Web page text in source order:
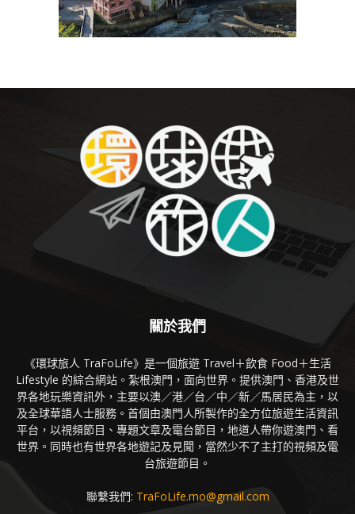
關於我們
《環球旅人 TraFoLife》是一個旅遊 Travel＋飲食 Food＋生活
Lifestyle 的綜合網站。紮根澳門，面向世界。提供澳門、香港及世
界各地玩樂資訊外，主要以澳／港／台／中／新／馬居民為主，以
及全球華語人士服務。首個由澳門人所製作的全方位旅遊生活資訊
平台，以視頻節目、專題文章及電台節目，地道人帶你遊澳門、看
世界。同時也有世界各地遊記及見聞，當然少不了主打的視頻及電
台旅遊節目。
聯繫我們: TraFoLife.mo@gmail.com